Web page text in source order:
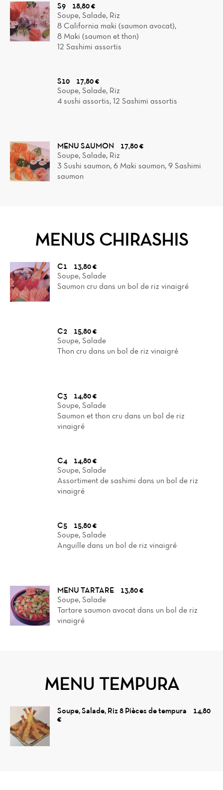
S9
18,80 €
Soupe, Salade, Riz
8 California maki (saumon avocat),
8 Maki (saumon et thon)
12 Sashimi assortis
S10
17,80 €
Soupe, Salade, Riz
4 sushi assortis, 12 Sashimi assortis
MENU SAUMON
17,80 €
Soupe, Salade, Riz
3 Sushi saumon, 6 Maki saumon, 9 Sashimi
saumon
MENUS CHIRASHIS
C1
13,80 €
Soupe, Salade
Saumon cru dans un bol de riz vinaigré
C2
15,80 €
Soupe, Salade
Thon cru dans un bol de riz vinaigré
C3
14,80 €
Soupe, Salade
Saumon et thon cru dans un bol de riz
vinaigré
C4
14,80 €
Soupe, Salade
Assortiment de sashimi dans un bol de riz
vinaigré
C5
15,80 €
Soupe, Salade
Anguille dans un bol de riz vinaigré
MENU TARTARE
13,80 €
Soupe, Salade
Tartare saumon avocat dans un bol de riz
vinaigré
MENU TEMPURA
Soupe, Salade, Riz 8 Pièces de tempura
14,80
€